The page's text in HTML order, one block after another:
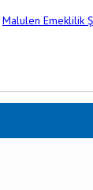
Malulen Emeklilik